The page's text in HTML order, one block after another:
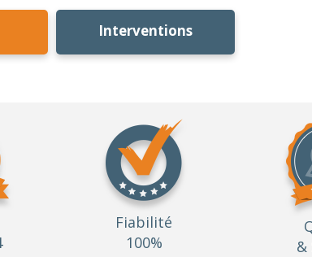
Interventions
Fiabilité
100%
&